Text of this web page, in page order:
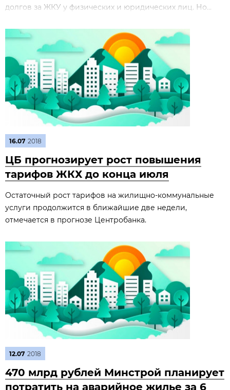
долгов за ЖКУ у физических и юридических лиц. Но...
16.07 2018
ЦБ прогнозирует рост повышения
тарифов ЖКХ до конца июля
Остаточный рост тарифов на жилищно-коммунальные
услуги продолжится в ближайшие две недели,
отмечается в прогнозе Центробанка.
12.07 2018
470 млрд рублей Минстрой планирует
потратить на аварийное жилье за 6